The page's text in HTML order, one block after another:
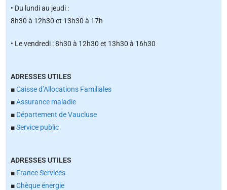
• Du lundi au jeudi :
8h30 à 12h30 et 13h30 à 17h
• Le vendredi : 8h30 à 12h30 et 13h30 à 16h30
ADRESSES UTILES
■Caisse d’Allocations Familiales
■Assurance maladie
■ Département de Vaucluse
■Service public
ADRESSES UTILES
■ France Services
■Chèque énergie